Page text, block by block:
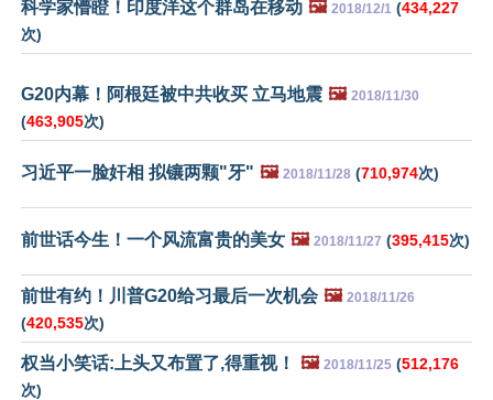
科学家懵瞪！印度洋这个群岛在移动 🖼️ 2018/12/1 (434,227
次)
G20内幕！阿根廷被中共收买 立马地震 🖼️ 2018/11/30
(463,905次)
习近平一脸奸相 拟镶两颗"牙" 🖼️ 2018/11/28 (710,974次)
前世话今生！一个风流富贵的美女 🖼️ 2018/11/27 (395,415次)
前世有约！川普G20给习最后一次机会 🖼️ 2018/11/26
(420,535次)
权当小笑话:上头又布置了,得重视！ 🖼️ 2018/11/25 (512,176
次)